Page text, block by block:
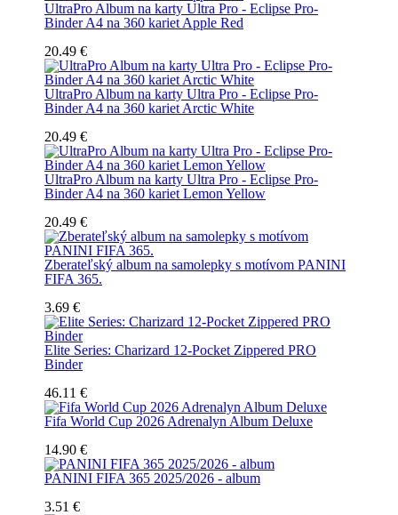
UltraPro Album na karty Ultra Pro - Eclipse Pro-
Binder A4 na 360 kariet Apple Red
20.49 €
UltraPro Album na karty Ultra Pro - Eclipse Pro-
Binder A4 na 360 kariet Arctic White
20.49 €
UltraPro Album na karty Ultra Pro - Eclipse Pro-
Binder A4 na 360 kariet Lemon Yellow
20.49 €
Zberateľský album na samolepky s motívom PANINI
FIFA 365.
3.69 €
Elite Series: Charizard 12-Pocket Zippered PRO
Binder
46.11 €
Fifa World Cup 2026 Adrenalyn Album Deluxe
14.90 €
PANINI FIFA 365 2025/2026 - album
3.51 €